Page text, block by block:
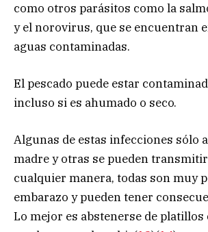
como otros parásitos como la
y el norovirus, que se encuentran
aguas contaminadas.
El pescado puede estar
incluso si es ahumado o seco.
Algunas de estas infecciones sólo
madre y otras se pueden
cualquier manera, todas son muy
embarazo y pueden tener
Lo mejor es abstenerse de platillos